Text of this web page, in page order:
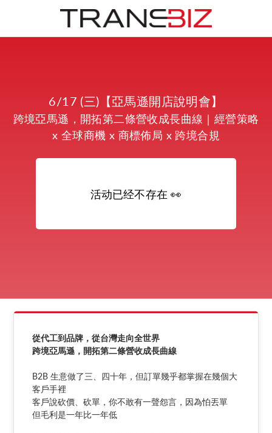
6/17 (三)【亞馬遜開店說明會】
跨境亞馬遜，開拓第二條營收成長曲線｜經營策略
x 全球商機 x 商標佈局 x 跨境合規
活动已经不存在 👀
從代工到品牌，從台灣走向全世界
跨境亞馬遜，開拓第二條營收成長曲線
B2B 生意做了三、四十年，但訂單幾乎都掌握在幾個大
客戶手裡
客戶說砍價、砍單，你不敢有一聲怨言，因為怕丟單
但毛利是一年比一年低